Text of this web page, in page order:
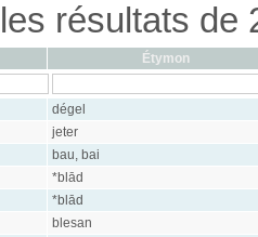
résultats de
Étymon
dégel
jeter
bau, bai
*blād
*blād
blesan